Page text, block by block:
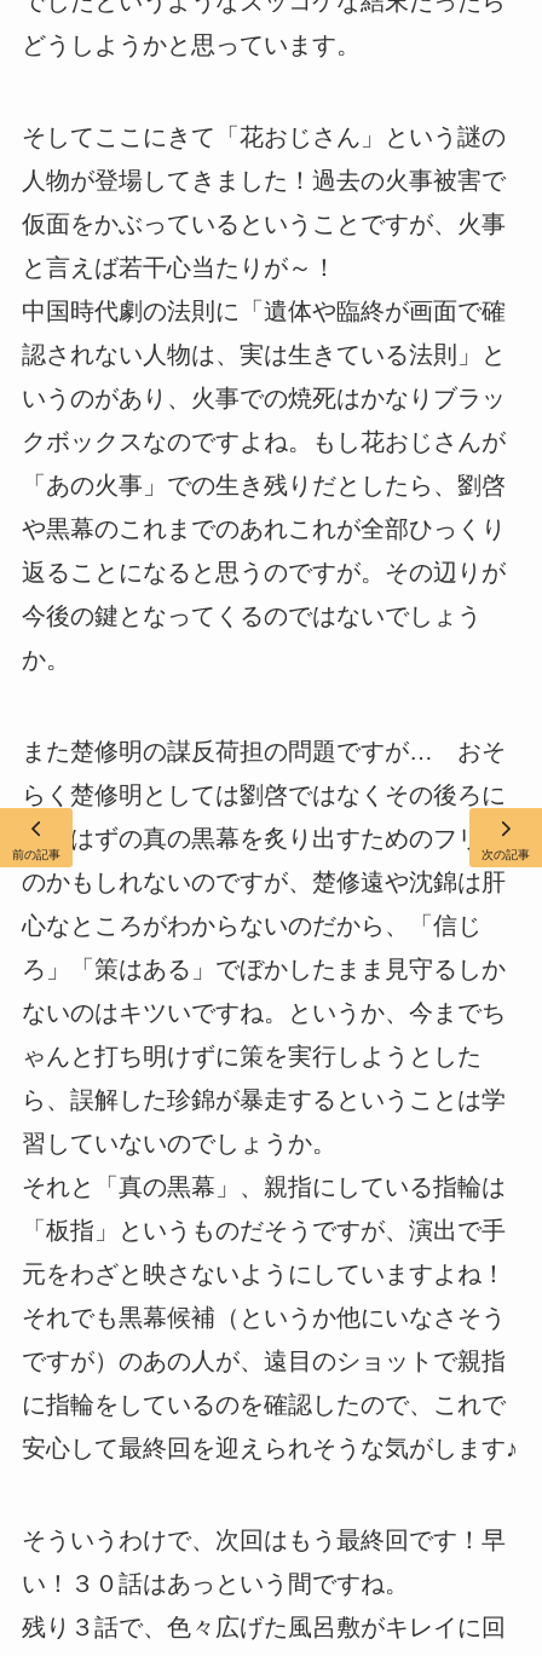
どうしようかと思っています。
そしてここにきて「花おじさん」という謎の
人物が登場してきました！過去の火事被害で
仮面をかぶっているということですが、火事
と言えば若干心当たりが～！
中国時代劇の法則に「遺体や臨終が画面で確
認されない人物は、実は生きている法則」と
いうのがあり、火事での焼死はかなりブラッ
クボックスなのですよね。もし花おじさんが
「あの火事」での生き残りだとしたら、劉啓
や黒幕のこれまでのあれこれが全部ひっくり
返ることになると思うのですが。その辺りが
今後の鍵となってくるのではないでしょう
か。
また楚修明の謀反荷担の問題ですが… おそ
らく楚修明としては劉啓ではなくその後ろに
いるはずの真の黒幕を炙り出すためのフリな
のかもしれないのですが、楚修遠や沈錦は肝
心なところがわからないのだから、「信じ
ろ」「策はある」でぼかしたまま見守るしか
ないのはキツいですね。というか、今までち
ゃんと打ち明けずに策を実行しようとした
ら、誤解した珍錦が暴走するということは学
習していないのでしょうか。
それと「真の黒幕」、親指にしている指輪は
「板指」というものだそうですが、演出で手
元をわざと映さないようにしていますよね！
それでも黒幕候補（というか他にいなさそう
ですが）のあの人が、遠目のショットで親指
に指輪をしているのを確認したので、これで
安心して最終回を迎えられそうな気がします♪
そういうわけで、次回はもう最終回です！早
い！３０話はあっという間ですね。
残り３話で、色々広げた風呂敷がキレイに回
前の記事 次の記事